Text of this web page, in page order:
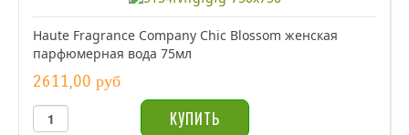
Haute Fragrance Company Chic Blossom женская
парфюмерная вода 75мл
2611,00 руб